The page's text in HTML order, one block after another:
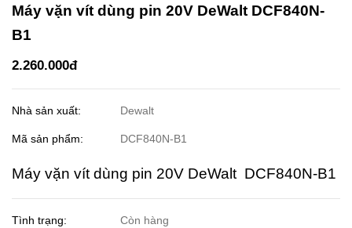
Máy vặn vít dùng pin 20V DeWalt DCF840N-
B1
2.260.000đ
Nhà sản xuất: Dewalt
Mã sản phẩm: DCF840N-B1
Máy vặn vít dùng pin 20V DeWalt DCF840N-B1
Tình trạng: Còn hàng